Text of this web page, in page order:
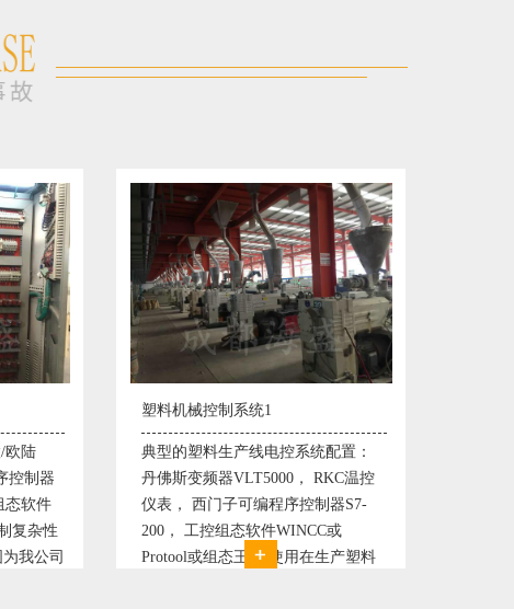
置：
温控
器S7-
或
产塑料
塑料机械控制系统2
典型的塑料生产线电控系统配置：
丹佛斯变频器VLT5000， RKC温控
仪表， 西门子可编程序控制器S7-
200， 工控组态软件WINCC或
Protool或组态王。 使用在生产塑料